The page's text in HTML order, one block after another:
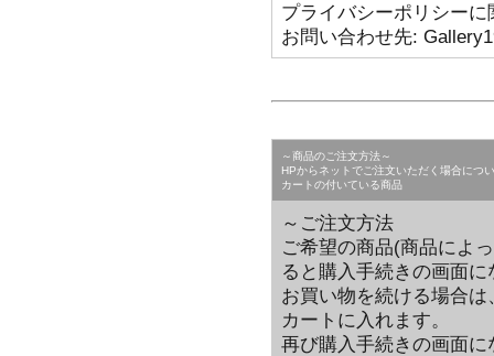
プライバシーポリシー
お問い合わせ先:
～商品のご注文方法～
HPからネットでご注文いただく場合につ
カートの付いている商品
～ご注文方法
ご希望の商品(商品によ
ると購入手続きの画面に
お買い物を続ける場合
カートに入れます。
再び購入手続きの画面に